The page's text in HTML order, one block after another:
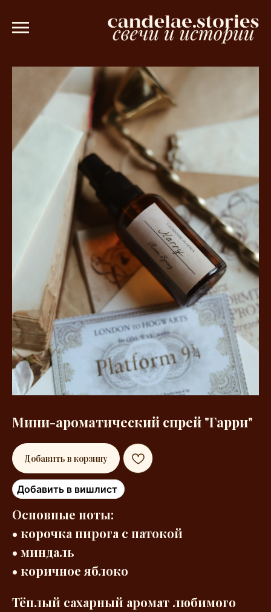
от 3000 рублей 💫
Мини-ароматический спрей "Гарри"
Добавить в корзину
Добавить в вишлист
Основные ноты:
• корочка пирога с патокой
• миндаль
• коричное яблоко
Тёплый сахарный аромат любимого